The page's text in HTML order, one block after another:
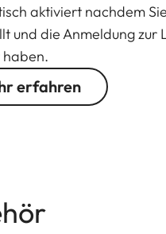
aktiviert nachdem
und die Anmeldung zur
erfahren